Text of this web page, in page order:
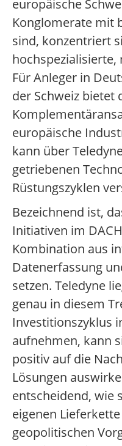
europäische
Konglomerate mit
sind, konzentriert
hochspezialisierte,
Für Anleger in
der Schweiz bietet
europäische
kann über
getriebenen
Rüstungszyklen
Bezeichnend ist,
Initiativen im
Kombination aus
Datenerfassung
setzen. Teledyne
genau in diesem
Investitionszyklus
aufnehmen, kann
positiv auf die
Lösungen
entscheidend, wie
eigenen
geopolitischen